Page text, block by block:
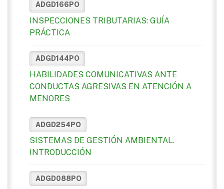
ADGD166PO
INSPECCIONES TRIBUTARIAS: GUÍA
PRÁCTICA
ADGD144PO
HABILIDADES COMUNICATIVAS ANTE
CONDUCTAS AGRESIVAS EN ATENCIÓN A
MENORES
ADGD254PO
SISTEMAS DE GESTIÓN AMBIENTAL.
INTRODUCCIÓN
ADGD088PO